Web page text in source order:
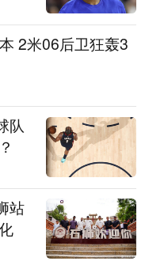
2米06后卫狂轰3
队
站